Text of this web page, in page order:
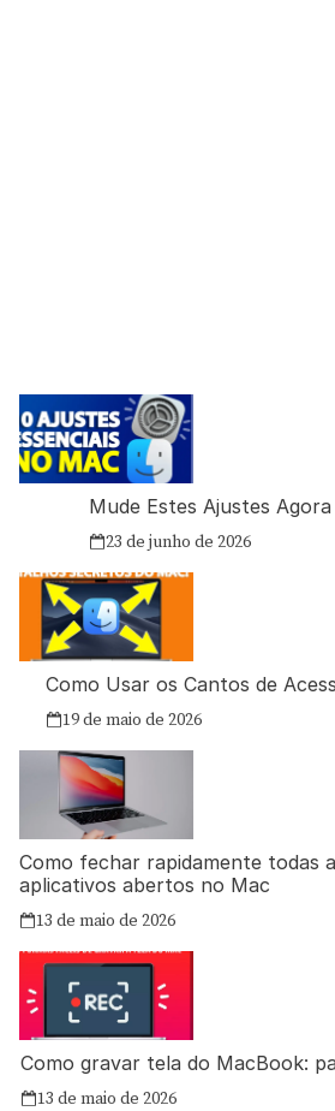
Mude Estes Ajustes
23 de junho de 2026
Como Usar os Cantos de
19 de maio de 2026
Como fechar rapidamente todas
aplicativos abertos no Mac
13 de maio de 2026
Como gravar tela do MacBook:
13 de maio de 2026